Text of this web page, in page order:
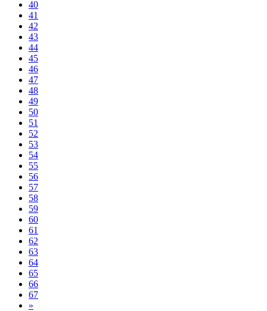
40
41
42
43
44
45
46
47
48
49
50
51
52
53
54
55
56
57
58
59
60
61
62
63
64
65
66
67
»